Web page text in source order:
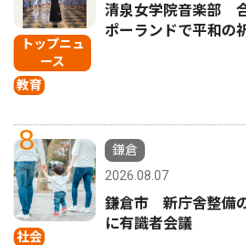
トップニュ
ース
教育
清泉女学院音楽部
ポーランドで平和の
8
社会
鎌倉
2026.08.07
鎌倉市 新庁舎整備
に有識者会議